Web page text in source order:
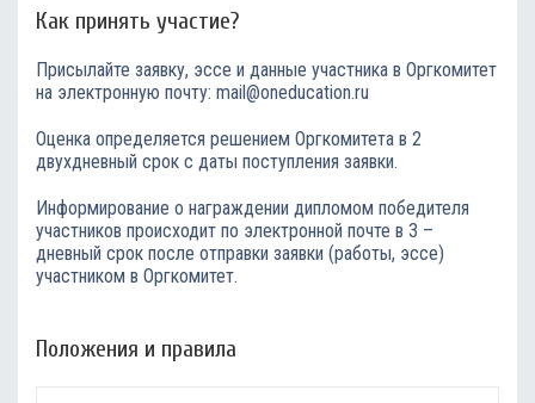
Как принять участие?
Присылайте заявку, эссе и данные участника в Оргкомитет
на электронную почту: mail@oneducation.ru
Оценка определяется решением Оргкомитета в 2
двухдневный срок с даты поступления заявки.
Информирование о награждении дипломом победителя
участников происходит по электронной почте в 3 –
дневный срок после отправки заявки (работы, эссе)
участником в Оргкомитет.
Положения и правила